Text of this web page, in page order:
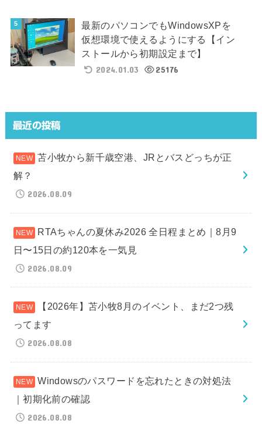
最新のパソコンでもWindowsXPを
仮想環境で使えるようにする【イン
ストールから初期設定まで】
2024.01.03
25176
最近の投稿
苫小牧から新千歳空港、JRとバスどっちが正
解？
2026.08.09
RTAちゃんの夏休み2026 全日程まとめ｜8月9
日〜15日の約120本を一気見
2026.08.09
【2026年】苫小牧8月のイベント、まだ2つ残
ってます
2026.08.08
Windowsのパスワードを忘れたときの対処法
｜初期化前の確認
2026.08.08